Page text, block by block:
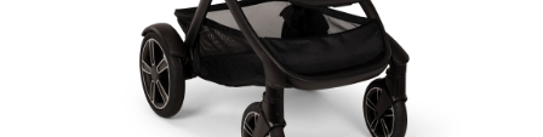
Kampanjer
Presenttips
Våra favoriter